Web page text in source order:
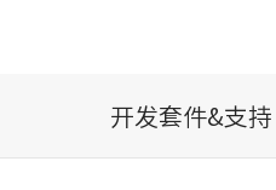
开发套件&支持